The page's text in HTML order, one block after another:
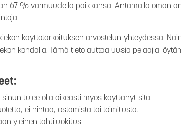
67 % varmuudella paikkansa. Antamalla oman
käyttötarkoituksen arvostelun yhteydessä.
kohdalla. Tämä tieto auttaa uusia pelaajia
tulee olla oikeasti myös käyttänyt sitä.
ei hintaa, ostamista tai toimitusta.
yleinen tähtiluokitus.